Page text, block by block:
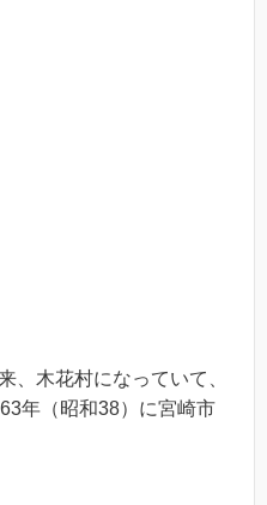
、木花村になっていて、
年（昭和38）に宮崎市